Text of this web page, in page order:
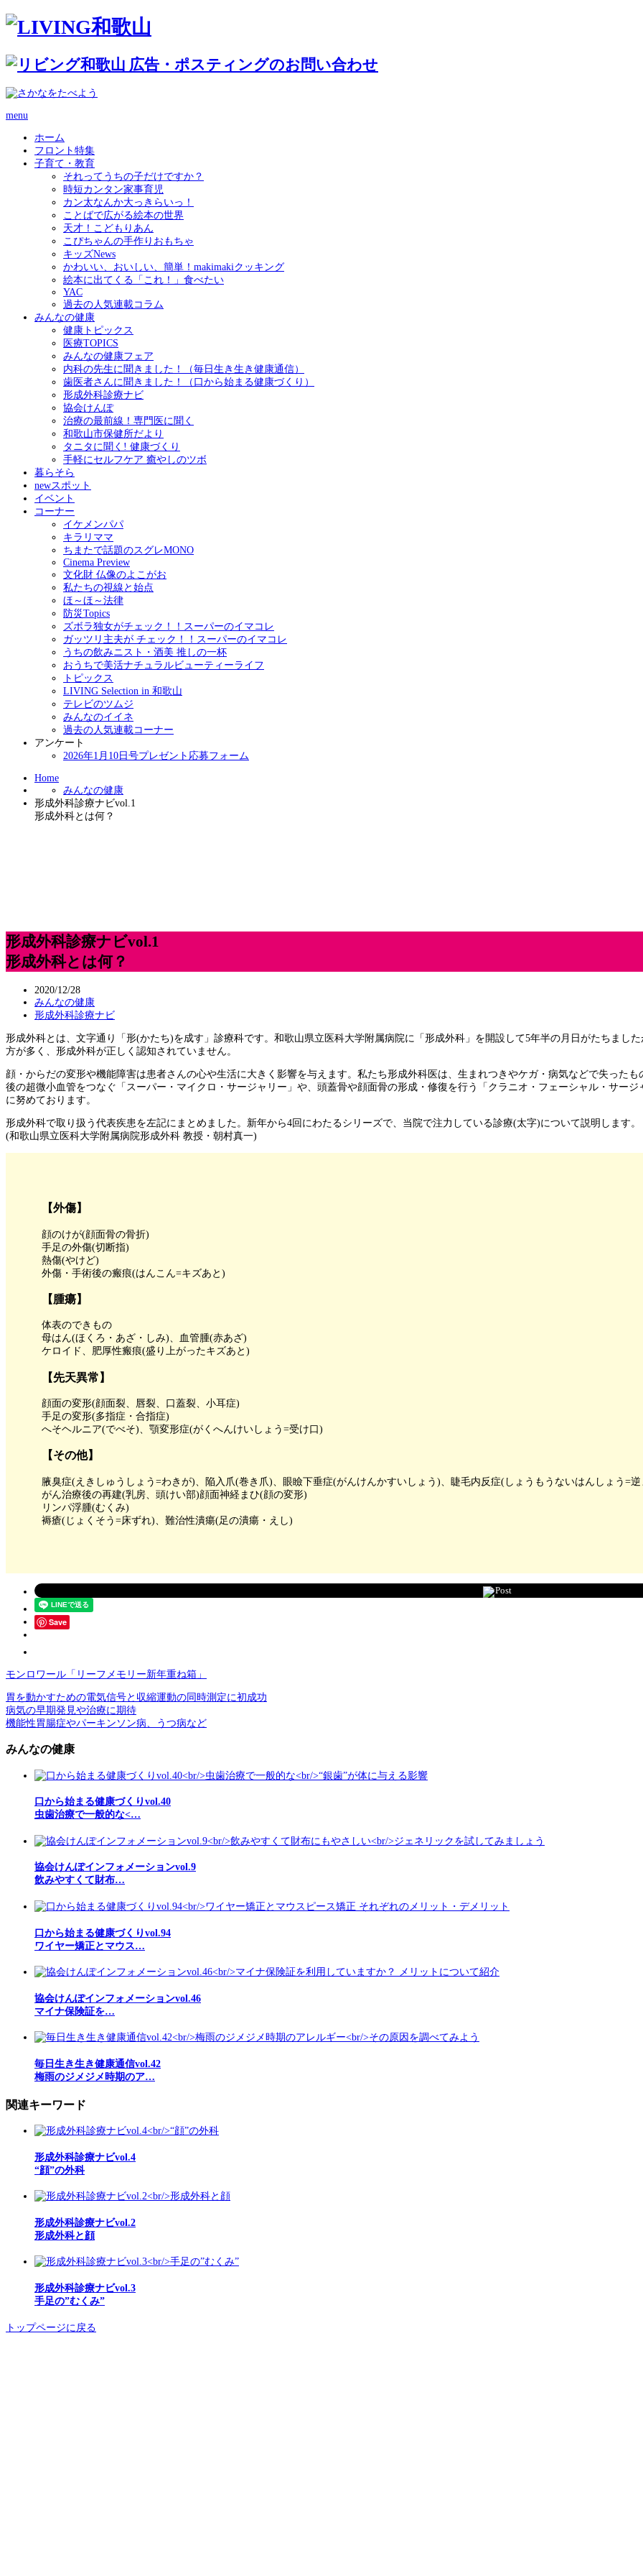
menu
ホーム
フロント特集
子育て・教育
それってうちの子だけですか？
時短カンタン家事育児
カン太なんか大っきらいっ！
ことばで広がる絵本の世界
天才！こどもりあん
こぴちゃんの手作りおもちゃ
キッズNews
かわいい、おいしい、簡単！makimakiクッキング
絵本に出てくる「これ！」食べたい
YAC
過去の人気連載コラム
みんなの健康
健康トピックス
医療TOPICS
みんなの健康フェア
内科の先生に聞きました！（毎日生き生き健康通信）
歯医者さんに聞きました！（口から始まる健康づくり）
形成外科診療ナビ
協会けんぽ
治療の最前線！専門医に聞く
和歌山市保健所だより
タニタに聞く! 健康づくり
手軽にセルフケア 癒やしのツボ
暮らそら
newスポット
イベント
コーナー
イケメンパパ
キラリママ
ちまたで話題のスグレMONO
Cinema Preview
文化財 仏像のよこがお
私たちの視線と始点
ほ～ほ～法律
防災Topics
ズボラ独女がチェック！！スーパーのイマコレ
ガッツリ主夫が チェック！！スーパーのイマコレ
うちの飲みニスト・酒美 推しの一杯
おうちで美活ナチュラルビューティーライフ
トピックス
LIVING Selection in 和歌山
テレビのツムジ
みんなのイイネ
過去の人気連載コーナー
アンケート
2026年1月10日号プレゼント応募フォーム
Home
みんなの健康
形成外科診療ナビvol.1
形成外科とは何？
形成外科診療ナビvol.1
形成外科とは何？
2020/12/28
みんなの健康
形成外科診療ナビ
形成外科とは、文字通り「形(かたち)を成す」診療科です。和歌山県立医科大学附属病院に「形成外科」を開設して5年半の月日がたちまし
方が多く、形成外科が正しく認知されていません。
顔・からだの変形や機能障害は患者さんの心や生活に大きく影響を与えます。私たち形成外科医は、生まれつきやケガ・病気などで失った
後の超微小血管をつなぐ「スーパー・マイクロ・サージャリー」や、頭蓋骨や顔面骨の形成・修復を行う「クラニオ・フェーシャル・サー
に努めております。
形成外科で取り扱う代表疾患を左記にまとめました。新年から4回にわたるシリーズで、当院で注力している診療(太字)について説明します。
(和歌山県立医科大学附属病院形成外科 教授・朝村真一)
【外傷】
顔のけが(顔面骨の骨折)
手足の外傷(切断指)
熱傷(やけど)
外傷・手術後の瘢痕(はんこん=キズあと)
【腫瘍】
体表のできもの
母はん(ほくろ・あざ・しみ)、血管腫(赤あざ)
ケロイド、肥厚性瘢痕(盛り上がったキズあと)
【先天異常】
顔面の変形(顔面裂、唇裂、口蓋裂、小耳症)
手足の変形(多指症・合指症)
へそヘルニア(でべそ)、顎変形症(がくへんけいしょう=受け口)
【その他】
腋臭症(えきしゅうしょう=わきが)、陥入爪(巻き爪)、眼瞼下垂症(がんけんかすいしょう)、睫毛内反症(しょうもうないはんしょう=
がん治療後の再建(乳房、頭けい部)顔面神経まひ(顔の変形)
リンパ浮腫(むくみ)
褥瘡(じょくそう=床ずれ)、難治性潰瘍(足の潰瘍・えし)
Post
Save
モンロワール「リーフメモリー新年重ね箱」
胃を動かすための電気信号と収縮運動の同時測定に初成功
病気の早期発見や治療に期待
機能性胃腸症やパーキンソン病、うつ病など
みんなの健康
口から始まる健康づくりvol.40
虫歯治療で一般的な<…
協会けんぽインフォメーションvol.9
飲みやすくて財布…
口から始まる健康づくりvol.94
ワイヤー矯正とマウス…
協会けんぽインフォメーションvol.46
マイナ保険証を…
毎日生き生き健康通信vol.42
梅雨のジメジメ時期のア…
関連キーワード
形成外科診療ナビvol.4
“顔”の外科
形成外科診療ナビvol.2
形成外科と顔
形成外科診療ナビvol.3
手足の”むくみ”
トップページに戻る